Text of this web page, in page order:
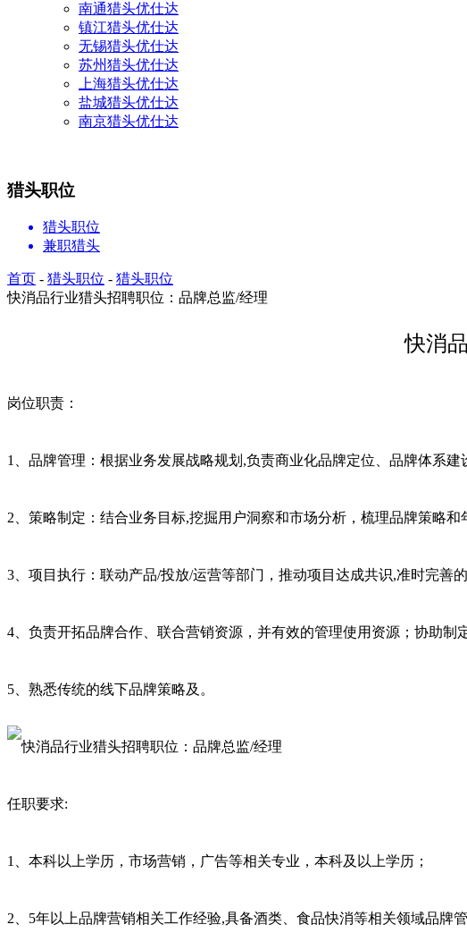
南通猎头优仕达
镇江猎头优仕达
无锡猎头优仕达
苏州猎头优仕达
上海猎头优仕达
盐城猎头优仕达
南京猎头优仕达
猎头职位
猎头职位
兼职猎头
首页 - 猎头职位 - 猎头职位
快消品行业猎头招聘职位：品牌总监/经理
快消
岗位职责：
1、品牌管理：根据业务发展战略规划,负责商业化品牌定位、品牌体系建
2、策略制定：结合业务目标,挖掘用户洞察和市场分析，梳理品牌策略和
3、项目执行：联动产品/投放/运营等部门，推动项目达成共识,准时完善
4、负责开拓品牌合作、联合营销资源，并有效的管理使用资源；协助
5、熟悉传统的线下品牌策略及。
任职要求:
1、本科以上学历，市场营销，广告等相关专业，本科及以上学历；
2、5年以上品牌营销相关工作经验,具备酒类、食品快消等相关领域品牌